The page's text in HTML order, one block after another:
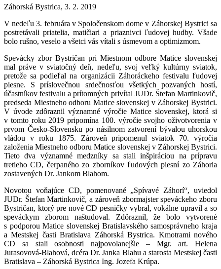
Záhorská Bystrica, 3. 2. 2019
V nedeľu 3. februára v Spoločenskom dome v Záhorskej Bystrici sa
postretávali priatelia, matičiari a priaznivci ľudovej hudby. Všade
bolo rušno, veselo a všetci vás vítali s úsmevom a optimizmom.
Spevácky zbor Bystričan pri Miestnom odbore Matice slovenskej
mal práve v sviatočný deň, nedeľu, svoj veľký kultúrny sviatok,
pretože sa podieľal na organizácii Záhoráckeho festivalu ľudovej
piesne. S príslovečnou srdečnosťou všetkých pozvaných hostí,
účastníkov festivalu a prítomných privítal JUDr. Štefan Martinkovič,
predseda Miestneho odboru Matice slovenskej v Záhorskej Bystrici.
V úvode zdôraznil významné výročie Matice slovenskej, ktorá si
v tomto roku 2019 pripomína 100. výročie svojho oživotvorenia v
prvom Česko-Slovensku po násilnom zatvorení bývalou uhorskou
vládou v roku 1875. Zároveň pripomenul sviatok 70. výročia
založenia Miestneho odboru Matice slovenskej v Záhorskej Bystrici.
Tieto dva významné medzníky sa stali inšpiráciou na prípravu
tretieho CD, čerpaného zo zborníkov ľudových piesní zo Záhoria
zostavených Dr. Jankom Blahom.
Novotou voňajúce CD, pomenované „Spívavé Záhorí“, uviedol
JUDr. Štefan Martinkovič, a zároveň zbormajster speváckeho zboru
Bystričan, ktorý pre nové CD pesničky vybral, vokálne upravil a so
speváckym zborom naštudoval. Zdôraznil, že bolo vytvorené
s podporou Matice slovenskej Bratislavského samosprávneho kraja
a Mestskej časti Bratislava Záhorská Bystrica. Kmotrami nového
CD sa stali osobnosti najpovolanejšie – Mgr. art. Helena
Jurasovová-Blahová, dcéra Dr. Janka Blahu a starosta Mestskej časti
Bratislava – Záhorská Bystrica Ing. Jozefa Krúpa.